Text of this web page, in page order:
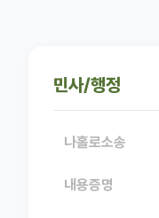
민사/행정
나홀로소송
내용증명